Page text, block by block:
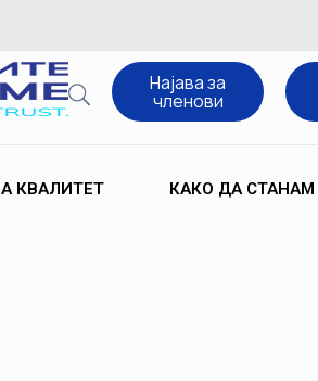
Најава за
членови
КВАЛИТЕТ КАКО ДА СТАНАМ